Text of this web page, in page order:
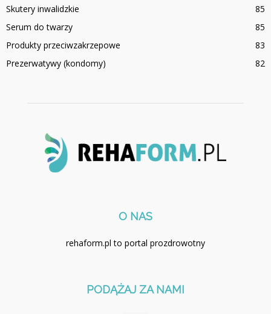
Skutery inwalidzkie
85
Serum do twarzy
85
Produkty przeciwzakrzepowe
83
Prezerwatywy (kondomy)
82
O NAS
rehaform.pl to portal prozdrowotny
PODĄŻAJ ZA NAMI